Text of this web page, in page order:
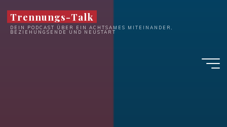
Inhalt
springen
Trennungs-Talk
DEIN PODCAST ÜBER EIN ACHTSAMES MITEINANDER,
BEZIEHUNGSENDE UND NEUSTART